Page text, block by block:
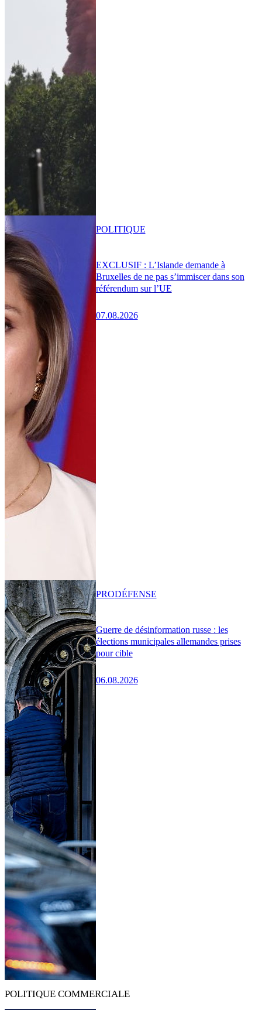
EXCLUSIF : L’Islande demande à
Bruxelles de ne pas s’immiscer dans son
référendum sur l’UE
07.08.2026
POLITIQUE
Guerre de désinformation russe : les
élections municipales allemandes prises
pour cible
06.08.2026
PRODÉFENSE
POLITIQUE COMMERCIALE